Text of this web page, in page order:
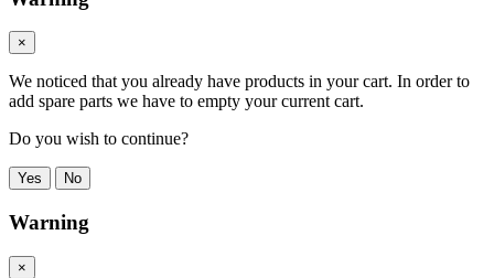
×
We noticed that you already have products in your cart. In order to
add spare parts we have to empty your current cart.
Do you wish to continue?
Yes No
Warning
×